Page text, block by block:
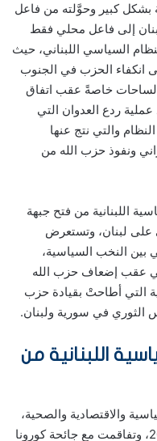
بشكل كبير وحوَّلته من فاعل
إلى فاعل محلي فقط
السياسي اللبناني، حيث
انكفاء الحزب في الجنوب
الساحات خاصةً عقب اتفاق
ردع العدوان التي
والتي نتج عنها
ونفوذ حزب الله من
اللبنانية من فتح جبهة
على لبنان، وتستعرض
النخب السياسية،
عقب إضعاف حزب الله
التي أطاحتْ بقيادة حزب
الثوري في سورية ولبنان.
اللبنانية من
والاقتصادية والصحية،
بدأت بالانهيار الاقتصادي في أكتوبر 2019، وتفاقمت مع جائحة كورونا